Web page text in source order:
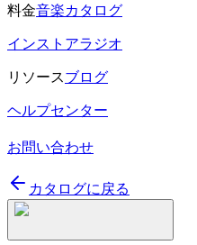
料金音楽カタログ
インストアラジオ
リソースブログ
ヘルプセンター
お問い合わせ
カタログに戻る